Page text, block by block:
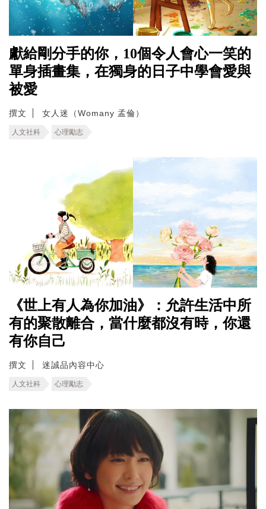
獻給剛分手的你，10個令人會心一笑的
單身插畫集，在獨身的日子中學會愛與
被愛
撰文 女人迷（Womany 孟倫）
人文社科 心理勵志
《世上有人為你加油》：允許生活中所
有的聚散離合，當什麼都沒有時，你還
有你自己
撰文 迷誠品內容中心
人文社科 心理勵志